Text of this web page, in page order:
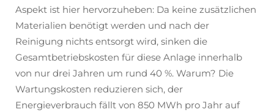
Aspekt ist hier hervorzuheben: Da keine zusätzlichen
Materialien benötigt werden und nach der
Reinigung nichts entsorgt wird, sinken die
Gesamtbetriebskosten für diese Anlage innerhalb
von nur drei Jahren um rund 40 %. Warum? Die
Wartungskosten reduzieren sich, der
Energieverbrauch fällt von 850 MWh pro Jahr auf